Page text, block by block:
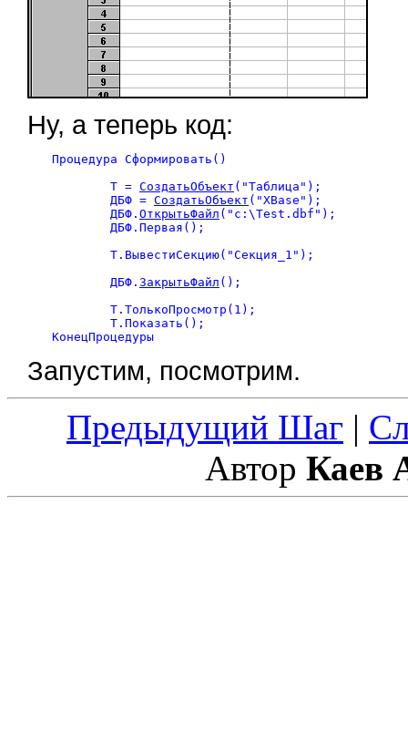
Ну, а теперь код:
Процедура Сформировать()
	Т =
СоздатьОбъект ("Таблица");
	ДБФ =
СоздатьОбъект ("XBase");
	ДБФ.
ОткрытьФайл ("c:\Test.dbf");
	ДБФ.
ЗакрытьФайл ();
Запустим, посмотрим.
Предыдущий Шаг |
Автор Каев